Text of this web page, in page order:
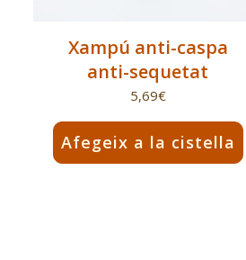
Xampú anti-caspa
anti-sequetat
5,69€
Afegeix a la cistella